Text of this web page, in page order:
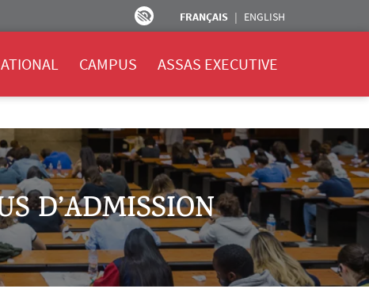
FRANÇAIS ENGLISH
CAMPUS ASSAS EXECUTIVE
D’ADMISSION